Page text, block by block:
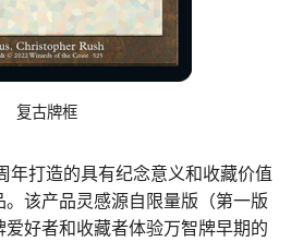
复古牌框
年打造的具有纪念意义和收藏价值
。该产品灵感源自限量版（第一版
好者和收藏者体验万智牌早期的